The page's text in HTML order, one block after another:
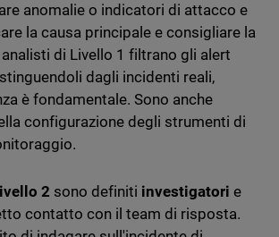
anomalie o indicatori di attacco e
la causa principale e consigliare la
di Livello 1 filtrano gli alert
dagli incidenti reali,
è fondamentale. Sono anche
configurazione degli strumenti di
2 sono definiti investigatorie
contatto con il team di risposta.